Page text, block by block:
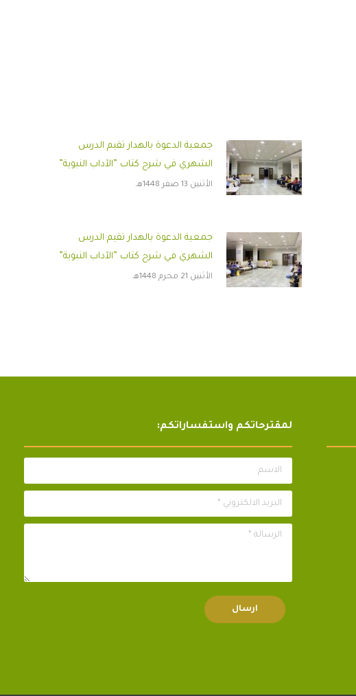
جمعية الدعوة بالهدار تقيم الدرس
الشهري في شرح كتاب ”الآداب النبوية”
الأثنين 13 صفر 1448هـ
جمعية الدعوة بالهدار تقيم الدرس
الشهري في شرح كتاب ”الآداب النبوية”
الأثنين 21 محرم 1448هـ
لمقترحاتكم واستفساراتكم:
الاسم
البريد الالكتروني *
الرسالة *